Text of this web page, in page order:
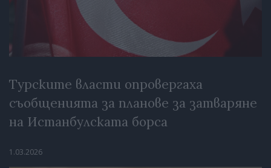
Турските власти опровергаха
съобщенията за планове за затваряне
на Истанбулската борса
1.03.2026